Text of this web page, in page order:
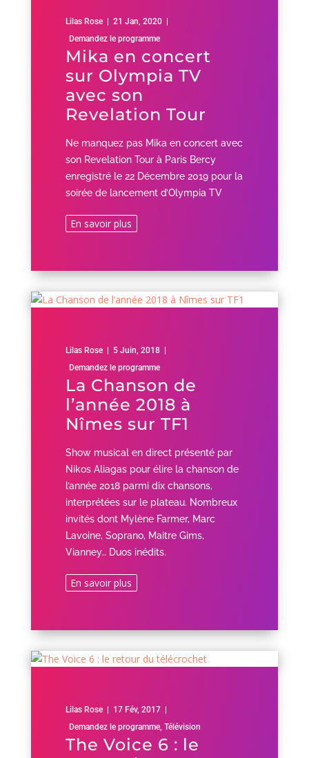
Lilas Rose 21 Jan, 2020
Demandez le programme
Mika en concert
sur Olympia TV
avec son
Revelation Tour
Ne manquez pas Mika en concert avec
son Revelation Tour à Paris Bercy
enregistré le 22 Décembre 2019 pour la
soirée de lancement d’Olympia TV
En savoir plus
Lilas Rose 5 Juin, 2018
Demandez le programme
La Chanson de
l’année 2018 à
Nîmes sur TF1
Show musical en direct présenté par
Nikos Aliagas pour élire la chanson de
l’année 2018 parmi dix chansons,
interprétées sur le plateau. Nombreux
invités dont Mylène Farmer, Marc
Lavoine, Soprano, Maitre Gims,
Vianney… Duos inédits.
En savoir plus
Lilas Rose 17 Fév, 2017
Demandez le programme, Télévision
The Voice 6 : le